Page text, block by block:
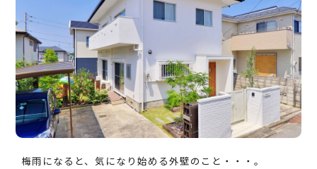
梅雨になると、気になり始める外壁のこと・・・。